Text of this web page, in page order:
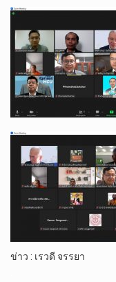
ข่าว : เรวดี จรรยา